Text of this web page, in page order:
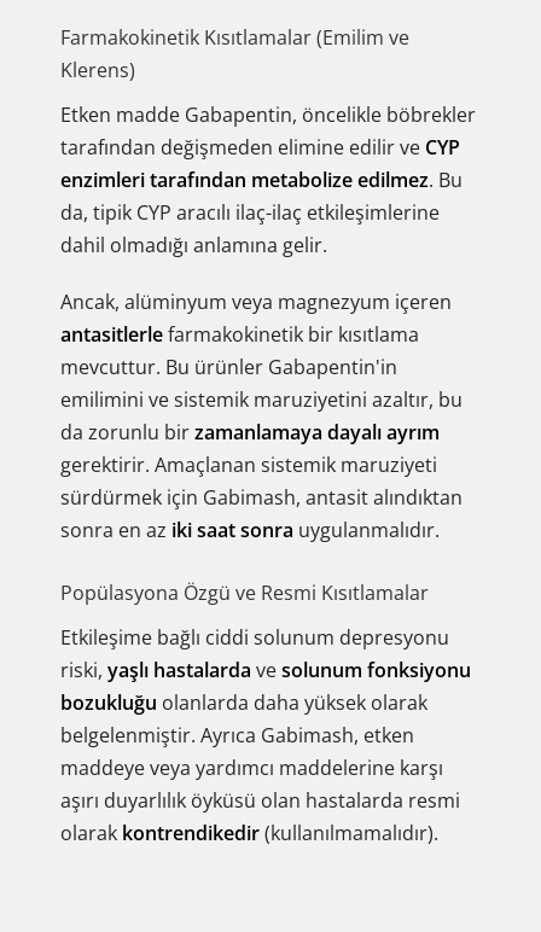
Farmakokinetik Kısıtlamalar (Emilim ve
Klerens)
Etken madde Gabapentin, öncelikle böbrekler
tarafından değişmeden elimine edilir ve CYP
enzimleri tarafından metabolize edilmez. Bu
da, tipik CYP aracılı ilaç-ilaç etkileşimlerine
dahil olmadığı anlamına gelir.
Ancak, alüminyum veya magnezyum içeren
antasitlerlefarmakokinetik bir kısıtlama
mevcuttur. Bu ürünler Gabapentin'in
emilimini ve sistemik maruziyetini azaltır, bu
da zorunlu birzamanlamaya dayalı ayrım
gerektirir. Amaçlanan sistemik maruziyeti
sürdürmek için Gabimash, antasit alındıktan
sonra en az iki saat sonra uygulanmalıdır.
Popülasyona Özgü ve Resmi Kısıtlamalar
Etkileşime bağlı ciddi solunum depresyonu
riski, yaşlı hastalarda vesolunum fonksiyonu
bozukluğu olanlarda daha yüksek olarak
belgelenmiştir. Ayrıca Gabimash, etken
maddeye veya yardımcı maddelerine karşı
aşırı duyarlılık öyküsü olan hastalarda resmi
olarak kontrendikedir(kullanılmamalıdır).